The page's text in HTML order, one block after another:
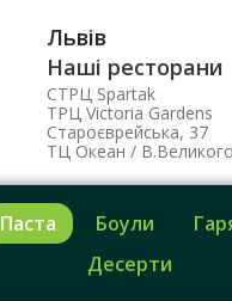
Львів
Наші ресторани
СТРЦ Spartak
ТРЦ Victoria Gardens
Староєврейська, 37
ТЦ Океан /
Паста Боули
Десерти